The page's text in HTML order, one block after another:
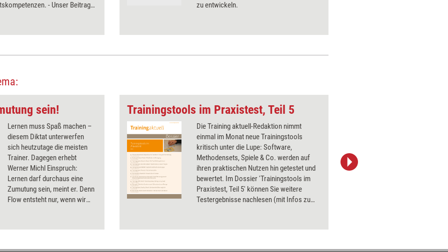
- Unser Beitrag
ausbauen.
zu entwickeln.
sein!
Lernen muss Spaß machen –
diesem Diktat unterwerfen
sich heutzutage die meisten
Trainer. Dagegen erhebt
Werner Michl Einspruch:
Lernen darf durchaus eine
Zumutung sein, meint er. Denn
Flow entsteht nur, wenn wir
Trainingstools im Praxistest, Teil 5
Die Training aktuell-Redaktion nimmt
einmal im Monat neue Trainingstools
kritisch unter die Lupe: Software,
Methodensets, Spiele & Co. werden auf
ihren praktischen Nutzen hin getestet und
bewertet. Im Dossier 'Trainingstools im
Praxistest, Teil 5' können Sie weitere
Testergebnisse nachlesen (mit Infos zu
und Kartensets, eine Trainings-DVD und ein